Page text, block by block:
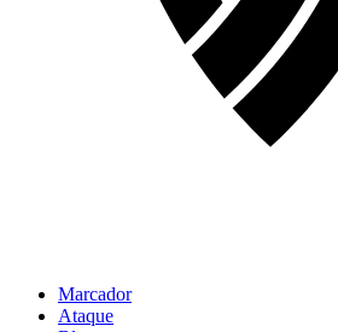
Marcador
Ataque